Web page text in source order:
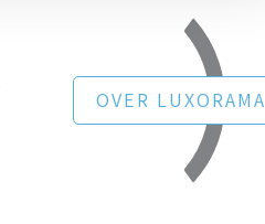
OVER LUXORAMA